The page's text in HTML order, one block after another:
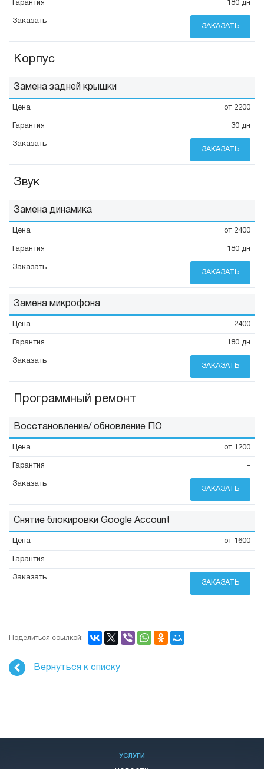
180 дн
ЗАКАЗАТЬ
Корпус
Замена задней крышки
от 2200
30 дн
ЗАКАЗАТЬ
Звук
Замена динамика
от 2400
180 дн
ЗАКАЗАТЬ
Замена микрофона
2400
180 дн
ЗАКАЗАТЬ
Программный ремонт
Восстановление/ обновление ПО
от 1200
-
ЗАКАЗАТЬ
Снятие блокировки Google Account
от 1600
-
ЗАКАЗАТЬ
Поделиться ссылкой:
Вернуться к списку
УСЛУГИ